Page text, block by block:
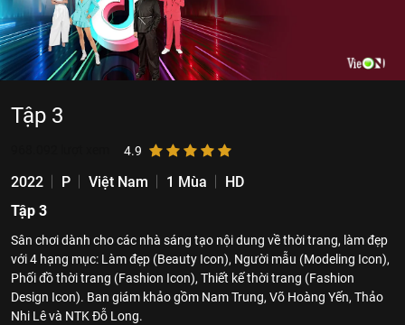
Tập 3
4.9
2022 P Việt Nam 1 Mùa
HD
Tập 3
Sân chơi dành cho các nhà sáng tạo nội dung về thời trang, làm đẹp
với 4 hạng mục: Làm đẹp (Beauty Icon), Người mẫu (Modeling Icon),
Phối đồ thời trang (Fashion Icon), Thiết kế thời trang (Fashion
Design Icon). Ban giám khảo gồm Nam Trung, Võ Hoàng Yến, Thảo
Nhi Lê và NTK Đỗ Long.